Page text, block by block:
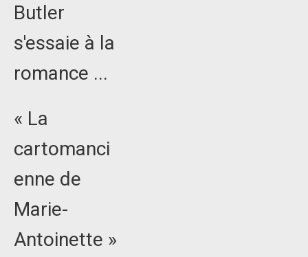
Butler
s'essaie à la
romance ...
« La
cartomanci
enne de
Marie-
Antoinette »